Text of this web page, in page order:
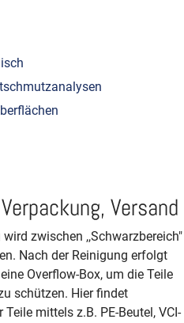
Versand
zwischen ,,Schwarzbereich"
Nach der Reinigung erfolgt
Overflow-Box, um die Teile
schützen. Hier findet
mittels z.B. PE­-Beutel, VCI-